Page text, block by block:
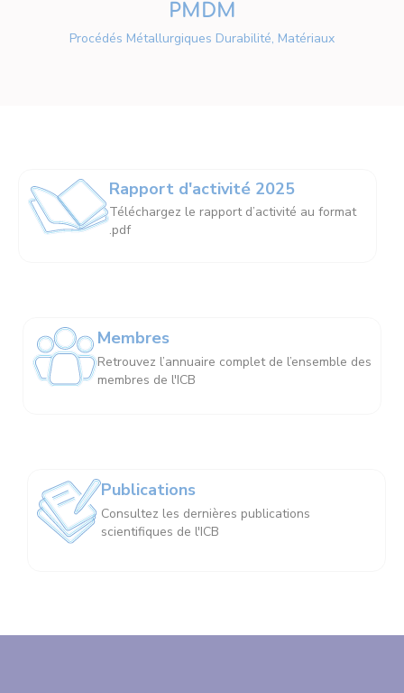
PMDM
Procédés Métallurgiques Durabilité, Matériaux
Rapport d'activité 2025
Téléchargez le rapport d’activité au format
.pdf
Membres
Retrouvez l’annuaire complet de l’ensemble des
membres de l'ICB
Publications
Consultez les dernières publications
scientifiques de l'ICB